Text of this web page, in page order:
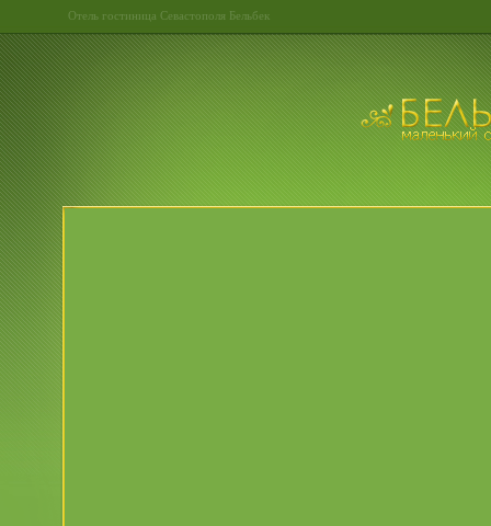
Отель гостиница Севастополя Бельбек